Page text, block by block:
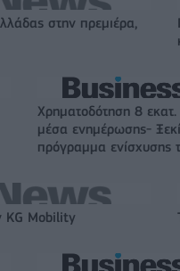
στην πρεμιέρα,
Χρηματοδότηση 8
μέσα ενημέρωσης-
πρόγραμμα ενίσχυσης
KG Mobility